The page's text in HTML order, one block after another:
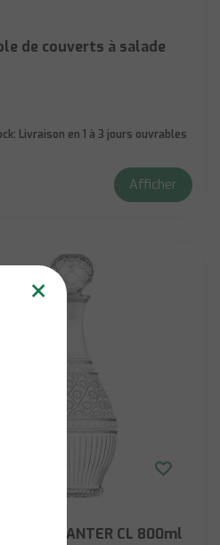
de couverts à salade
Livraison en 1 à 3 jours ouvrables
Afficher
WINE DECANTER CL 800ml
×